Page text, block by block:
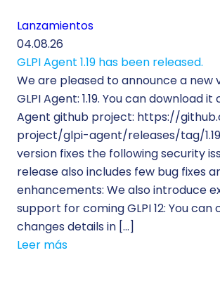
Lanzamientos
04.08.26
GLPI Agent 1.19 has been released.
We are pleased to announce a new
GLPI Agent: 1.19. You can download it
Agent github project: https://
project/glpi-agent/releases/tag/
version fixes the following security
release also includes few bug fixes
enhancements: We also introduce
support for coming GLPI 12: You can
changes details in […]
Leer más